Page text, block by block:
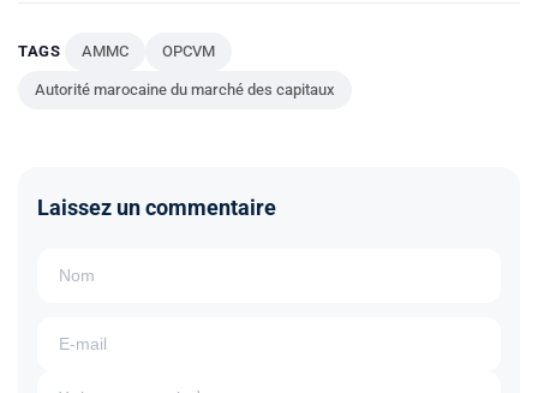
TAGS AMMC OPCVM
Autorité marocaine du marché des capitaux
Laissez un commentaire